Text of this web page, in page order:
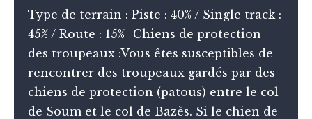
Type de terrain : Piste : 40% / Single track :
45% / Route : 15%- Chiens de protection
des troupeaux :Vous êtes susceptibles de
rencontrer des troupeaux gardés par des
chiens de protection (patous) entre le col
de Soum et le col de Bazès. Si le chien de